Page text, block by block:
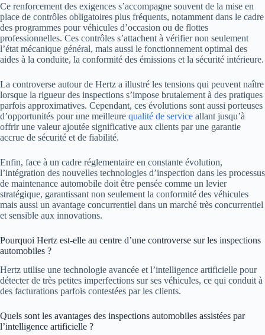
Ce renforcement des exigences s’accompagne souvent de la mise en
place de contrôles obligatoires plus fréquents, notamment dans le cadre
des programmes pour véhicules d’occasion ou de flottes
professionnelles. Ces contrôles s’attachent à vérifier non seulement
l’état mécanique général, mais aussi le fonctionnement optimal des
aides à la conduite, la conformité des émissions et la sécurité intérieure.
La controverse autour de Hertz a illustré les tensions qui peuvent naître
lorsque la rigueur des inspections s’impose brutalement à des pratiques
parfois approximatives. Cependant, ces évolutions sont aussi porteuses
d’opportunités pour une meilleure qualité de service allant jusqu’à
offrir une valeur ajoutée significative aux clients par une garantie
accrue de sécurité et de fiabilité.
Enfin, face à un cadre réglementaire en constante évolution,
l’intégration des nouvelles technologies d’inspection dans les processus
de maintenance automobile doit être pensée comme un levier
stratégique, garantissant non seulement la conformité des véhicules
mais aussi un avantage concurrentiel dans un marché très concurrentiel
et sensible aux innovations.
Pourquoi Hertz est-elle au centre d’une controverse sur les inspections
automobiles ?
Hertz utilise une technologie avancée et l’intelligence artificielle pour
détecter de très petites imperfections sur ses véhicules, ce qui conduit à
des facturations parfois contestées par les clients.
Quels sont les avantages des inspections automobiles assistées par
l’intelligence artificielle ?